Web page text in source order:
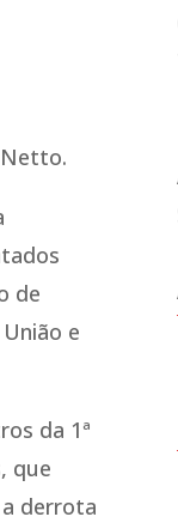
Netto.
de
e
da 1ª
que
derrota